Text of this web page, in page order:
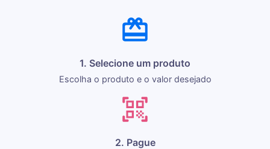
1. Selecione um produto
Escolha o produto e o valor desejado
2. Pague